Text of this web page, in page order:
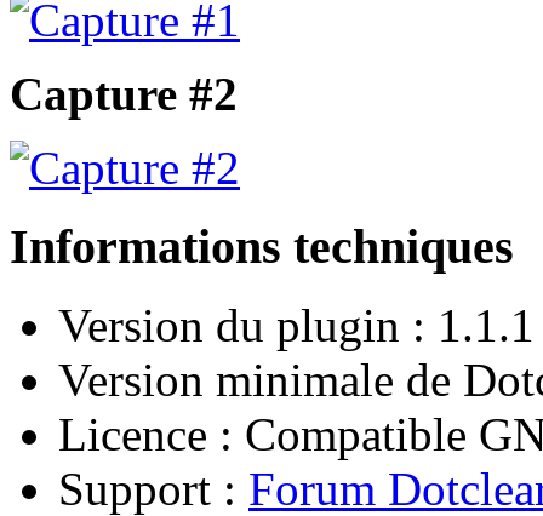
Capture #2
Informations techniques
Version du plugin : 1.1.1
Version minimale de
Licence : Compatible
Support : Forum